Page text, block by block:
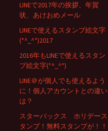
LINEで2017年の挨拶、年賀
状、あけおめメール
LINEで使えるスタンプ絵文字
(*^_^*)2017
2016年もLINEで使えるスタン
プ絵文字(*^_^*)
LINE＠が個人でも使えるよう
に！個人アカウントとの違い
は？
スターバックス ホリデース
タンプ！無料スタンプが！！